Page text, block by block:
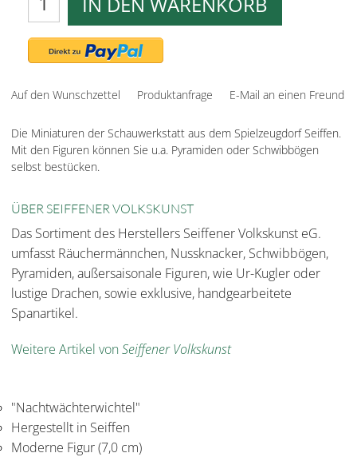
Auf den Wunschzettel Produktanfrage E-Mail an einen Freund
Die Miniaturen der Schauwerkstatt aus dem Spielzeugdorf Seiffen.
Mit den Figuren können Sie u.a. Pyramiden oder Schwibbögen
selbst bestücken.
ÜBER SEIFFENER VOLKSKUNST
Das Sortiment des Herstellers Seiffener Volkskunst eG.
umfasst Räuchermännchen, Nussknacker, Schwibbögen,
Pyramiden, außersaisonale Figuren, wie Ur-Kugler oder
lustige Drachen, sowie exklusive, handgearbeitete
Spanartikel.
Weitere Artikel vonSeiffener Volkskunst
"Nachtwächterwichtel"
Hergestellt in Seiffen
Moderne Figur (7,0 cm)